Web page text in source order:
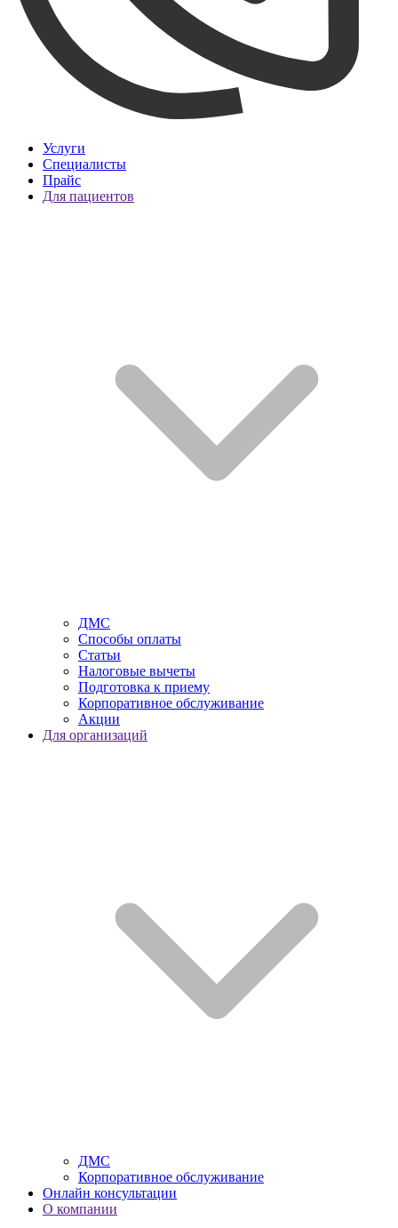
Услуги
Специалисты
Прайс
Для пациентов
ДМС
Способы оплаты
Статьи
Налоговые вычеты
Подготовка к приему
Корпоративное обслуживание
Акции
Для организаций
ДМС
Корпоративное обслуживание
Онлайн консультации
О компании